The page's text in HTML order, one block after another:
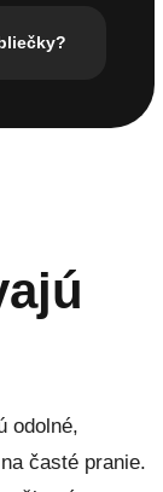
odolné,
časté pranie.